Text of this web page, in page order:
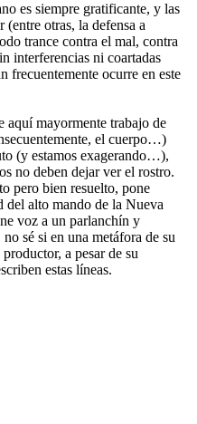
es siempre gratificante, y las
(entre otras, la defensa a
trance contra el mal, contra
interferencias ni coartadas
frecuentemente ocurre en este
aquí mayormente trabajo de
el cuerpo…)
(y estamos exagerando…),
no deben dejar ver el rostro.
pero bien resuelto, pone
del alto mando de la Nueva
voz a un parlanchín y
sé si en una metáfora de su
a pesar de su
estas líneas.